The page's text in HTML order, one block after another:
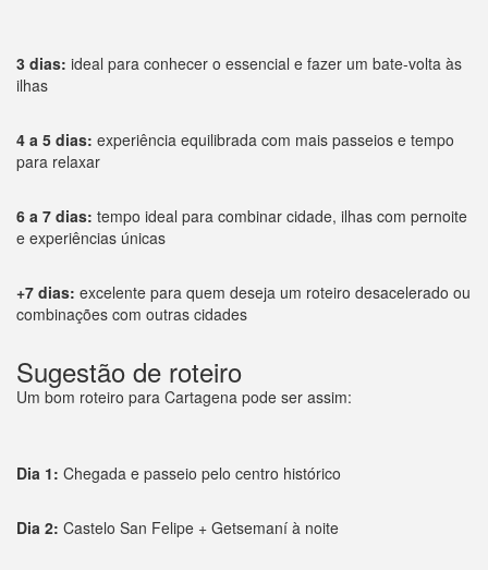
3 dias: ideal para conhecer o essencial e fazer um bate-volta às
ilhas
4 a 5 dias: experiência equilibrada com mais passeios e tempo
para relaxar
6 a 7 dias: tempo ideal para combinar cidade, ilhas com pernoite
e experiências únicas
+7 dias: excelente para quem deseja um roteiro desacelerado ou
combinações com outras cidades
Sugestão de roteiro
Um bom roteiro para Cartagena pode ser assim:
Dia 1: Chegada e passeio pelo centro histórico
Dia 2: Castelo San Felipe + Getsemaní à noite